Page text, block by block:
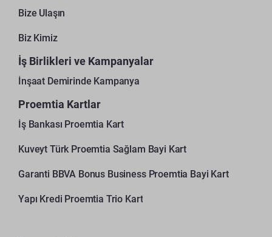
Bize Ulaşın
Biz Kimiz
İş Birlikleri ve Kampanyalar
İnşaat Demirinde Kampanya
Proemtia Kartlar
İş Bankası Proemtia Kart
Kuveyt Türk Proemtia Sağlam Bayi Kart
Garanti BBVA Bonus Business Proemtia Bayi Kart
Yapı Kredi Proemtia Trio Kart